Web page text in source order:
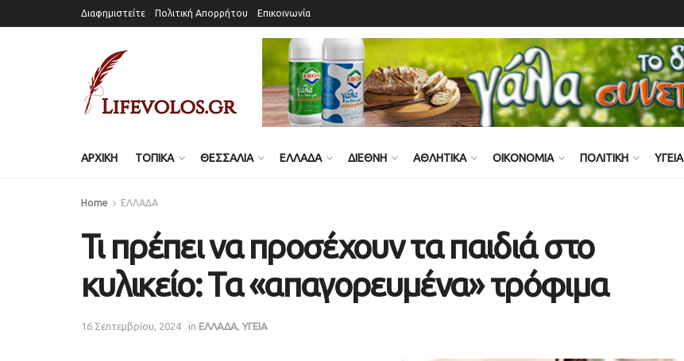
Διαφημιστείτε Πολιτική Απορρήτου Επικοινωνία
ΑΡΧΙΚΗ ΤΟΠΙΚΑ ΘΕΣΣΑΛΙΑ ΕΛΛΑΔΑ ΔΙΕΘΝΗ ΑΘΛΗΤΙΚΑ ΟΙΚΟΝΟΜΙΑ ΠΟΛΙΤΙΚΗ ΥΓΕΙΑ
Home ΕΛΛΑΔΑ
Τι πρέπει να προσέχουν τα παιδιά στο
κυλικείο: Τα «απαγορευμένα» τρόφιμα
16 Σεπτεμβρίου, 2024 in ΕΛΛΑΔΑ ΥΓΕΙΑ